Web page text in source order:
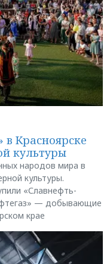
Красноярске
культуры
народов мира в
культуры.
«Славнефть-
— добывающие
крае